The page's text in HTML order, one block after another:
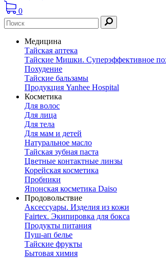
0
Медицина
Тайская аптека
Тайские Мишки. Суперэффективное
Похудение
Тайские бальзамы
Продукция Yanhee Hospital
Косметика
Для волос
Для лица
Для тела
Для мам и детей
Натуральное масло
Тайская зубная паста
Цветные контактные линзы
Корейская косметика
Пробники
Японская косметика Daiso
Продовольствие
Аксессуары. Изделия из кожи
Fairtex. Экипировка для бокса
Продукты питания
Пуш-ап белье
Тайские фрукты
Бытовая химия